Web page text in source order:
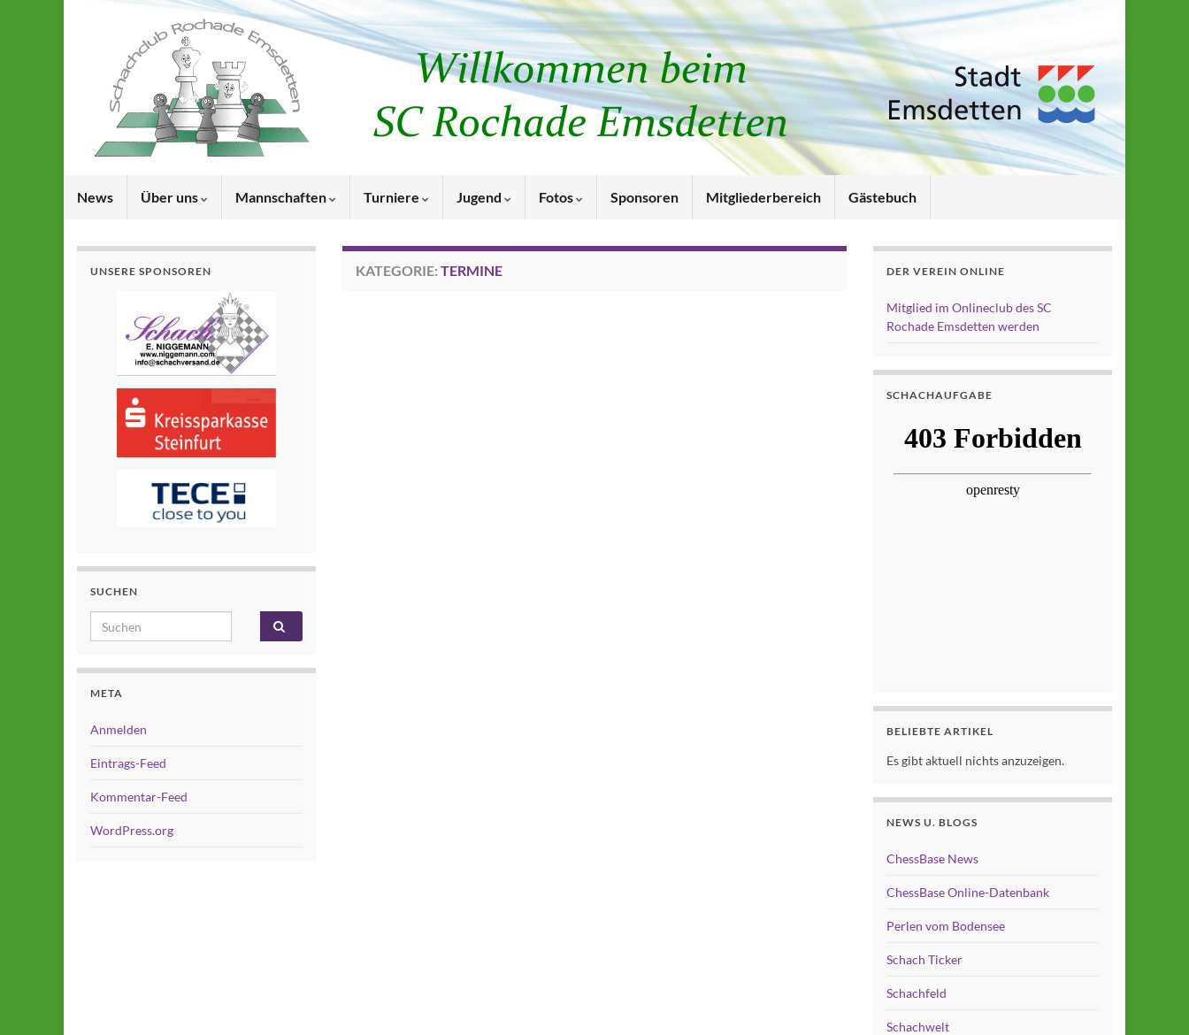
News Über uns Mannschaften Turniere Jugend Fotos Sponsoren Mitgliederbereich Gästebuch
KATEGORIE: TERMINE
UNSERE SPONSOREN
SUCHEN
Search for:
META
Anmelden
Eintrags-Feed
Kommentar-Feed
WordPress.org
DER VEREIN ONLINE
Mitglied im Onlineclub des SC
Rochade Emsdetten werden
SCHACHAUFGABE
BELIEBTE ARTIKEL
Es gibt aktuell nichts anzuzeigen.
NEWS U. BLOGS
ChessBase News
ChessBase Online-Datenbank
Perlen vom Bodensee
Schach Ticker
Schachfeld
Schachwelt